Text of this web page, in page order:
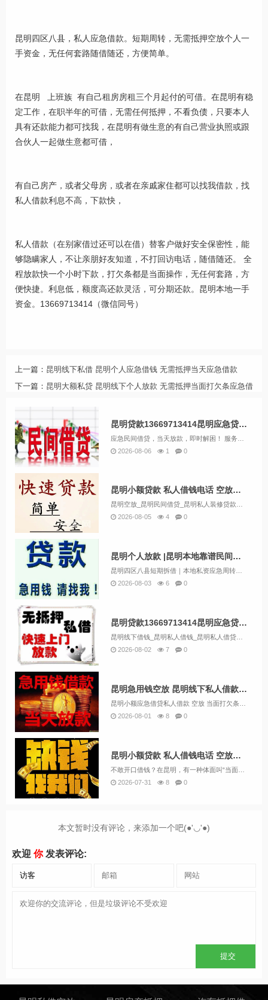
昆明四区八县，私人应急借款。短期周转，无需抵押空放个人一
手资金，无任何套路随借随还，方便简单。
在昆明 上班族 有自己租房房租三个月起付的可借。在昆明有稳
定工作，在职半年的可借，无需任何抵押，不看负债，只要本人
具有还款能力都可找我，在昆明有做生意的有自己营业执照或跟
合伙人一起做生意都可借，
有自己房产，或者父母房，或者在亲戚家住都可以找我借款，找
私人借款利息不高，下款快，
私人借款（在别家借过还可以在借）替客户做好安全保密性，能
够隐瞒家人，不让亲朋好友知道，不打回访电话，随借随还。 全
程放款快一个小时下款，打欠条都是当面操作，无任何套路，方
便快捷。利息低，额度高还款灵活，可分期还款。昆明本地一手
资金。13669713414（微信同号）
上一篇： 昆明线下私借 昆明个人应急借钱 无需抵押当天应急借款
下一篇： 昆明大额私贷 昆明线下个人放款 无需抵押当面打欠条应急借
昆明贷款13669713414昆明应急贷 不看征信免担保快速借钱
2026-08-06
1 0
昆明小额贷款 私人借钱电话 空放急用钱 快速放款24小时上门放款
昆明空放_昆明民间借贷_昆明私人装修贷款当天拿的【贷款业务】昆明私人贷款：额度：5000-100000；专业为个人和企业提供昆明各大银行贷款、汽车抵押贷款、房屋抵押贷款、个人贷款、急用钱借款、企业抵押贷款、装修贷款、保单贷款、过桥垫资、公积...
2026-08-05
4 0
昆明个人放款 |昆明本地靠谱民间借贷 个人一手资金24小时下款
2026-08-03
6 0
昆明贷款13669713414昆明应急贷 不看征信免担保快速借钱
2026-08-02
7 0
昆明急用钱空放 昆明线下私人借款 上班族可借 无需任何抵押
2026-08-01
8 0
昆明小额贷款 私人借钱电话 空放急用钱 快速放款24小时上门放款
2026-07-31
8 0
本文暂时没有评论，来添加一个吧(●'◡'●)
欢迎 你 发表评论: